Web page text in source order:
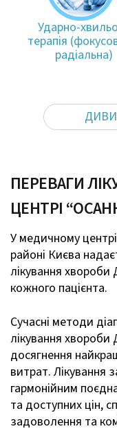
Ударно-
терапія
радіальна)
ПЕРЕВАГИ
ЦЕНТРІ
У медичному
районі Києва
лікування
кожного пацієнта.
Сучасні методи
лікування хвороби
досягнення
витрат. Лікування
гармонійним
та доступних цін,
задоволення та